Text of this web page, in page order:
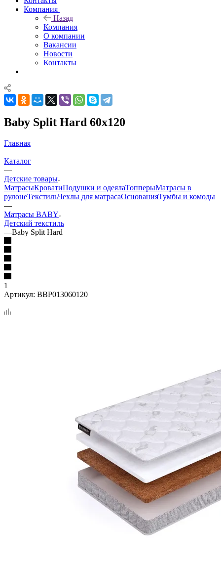
Компания
Назад
Компания
О компании
Вакансии
Новости
Контакты
Baby Split Hard 60x120
Главная
—
Каталог
—
Детские товары
МатрасыКроватиПодушки и одеялаТопперыМатрасы в
рулонеТекстильЧехлы для матрасаОснованияТумбы и комоды
—
Матрасы BABY
Детский текстиль
—Baby Split Hard
1
Артикул: BBP013060120